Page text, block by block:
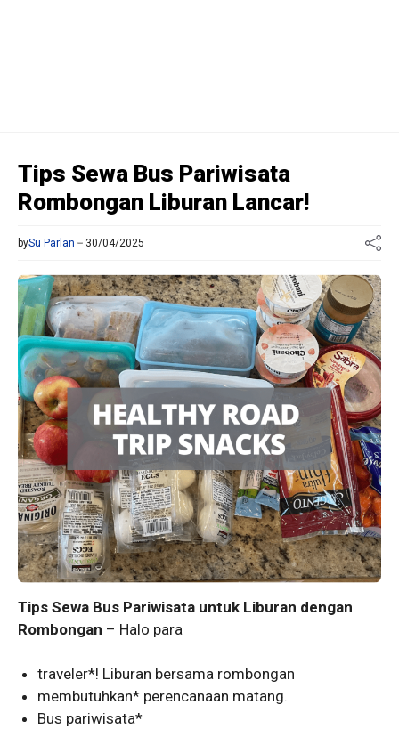
Tips Sewa Bus Pariwisata
Rombongan Liburan Lancar!
bySu Parlan 30/04/2025
Tips Sewa Bus Pariwisata untuk Liburan dengan
Rombongan – Halo para
traveler*! Liburan bersama rombongan
membutuhkan* perencanaan matang.
Bus pariwisata*